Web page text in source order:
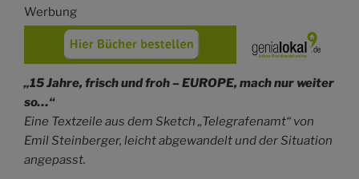
Werbung
„15 Jahre, frisch und froh – EUROPE, mach nur weiter
so…“
Eine Textzeile aus dem Sketch „Telegrafenamt“ von
Emil Steinberger, leicht abgewandelt und der Situation
angepasst.